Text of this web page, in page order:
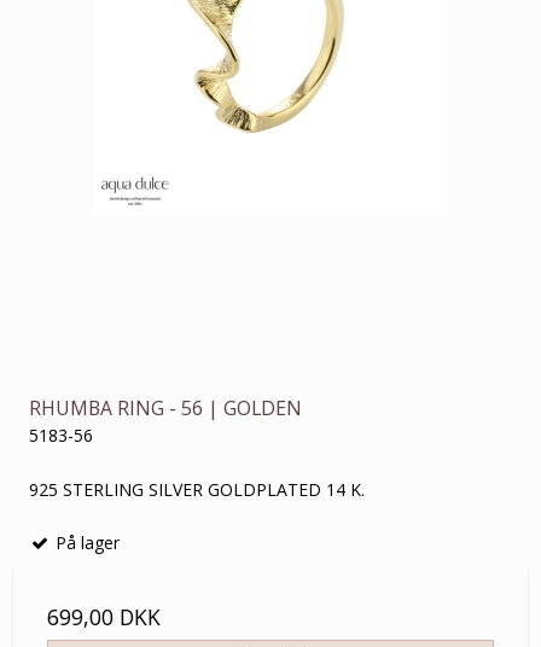
RHUMBA RING - 56 | GOLDEN
5183-56
925 STERLING SILVER GOLDPLATED 14 K.
På lager
699,00 DKK